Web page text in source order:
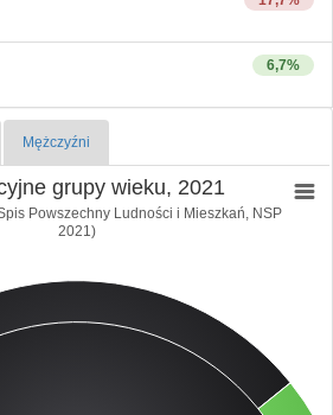
6,7%
Mężczyźni
grupy wieku, 2021
Powszechny Ludności i Mieszkań, NSP
2021)